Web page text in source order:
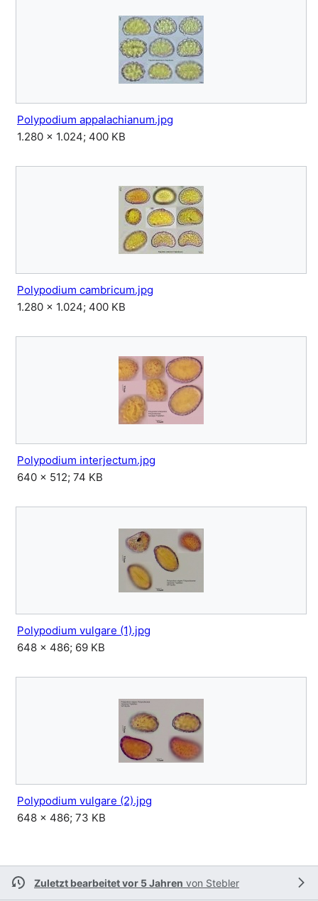
Polypodium appalachianum.jpg
1.280 × 1.024; 400 KB
Polypodium cambricum.jpg
1.280 × 1.024; 400 KB
Polypodium interjectum.jpg
640 × 512; 74 KB
Polypodium vulgare (1).jpg
648 × 486; 69 KB
Polypodium vulgare (2).jpg
648 × 486; 73 KB
Zuletzt bearbeitet vor 5 Jahren von Stebler